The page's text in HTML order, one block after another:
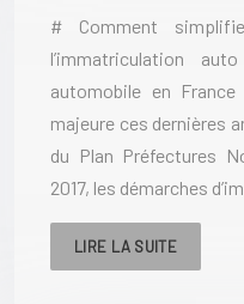
# Comment
l’immatriculation
automobile en
majeure ces dernières
du Plan Préfectures
2017, les démarches
LIRE LA SUITE